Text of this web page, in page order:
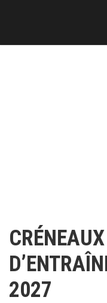
CRÉNEAUX
2027